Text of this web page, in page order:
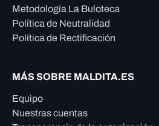
Metodología La Buloteca
Política de Neutralidad
Política de Rectificación
MÁS SOBRE MALDITA.ES
Equipo
Nuestras cuentas